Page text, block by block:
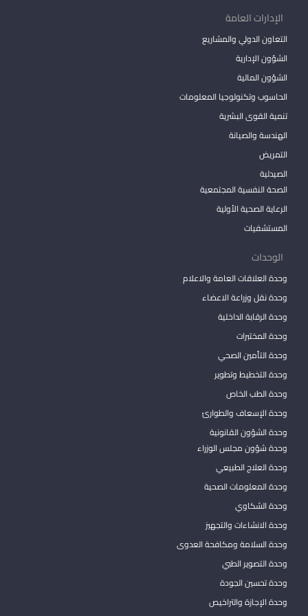
الإدارات العامة
التعاون الدولي والمشاريع
الشؤون الإدارية
الشؤون المالية
الحاسوب وتكنولوجيا المعلومات
تنمية القوى البشرية
الهندسة والصيانة
التمريض
الصيدلية
الصحة النفسية المجتمعية
الرعاية الصحية الأولية
المستشفيات
الوحدات
وحدة العلاقات العامة والاعلام
وحدة نقل وزراعة الاعضاء
وحدة الرقابة الداخلية
وحدة المختبرات
وحدة التأمين الصحي
وحدة التخطيط وتطوير
وحدة الطب الخاص
وحدة الإسعاف والطوارئ
وحدة الشؤون القانونية
وحدة شؤون مجلس الوزراء
وحدة العلاج الطبيعي
وحدة المعلومات الصحية
وحدة الشكاوي
وحدة الانشاءات والتجهيز
وحدة السلامة ومكافحة العدوى
وحدة التصوير الطبي
وحدة تحسين الجودة
وحدة الإجازة والتراخيص